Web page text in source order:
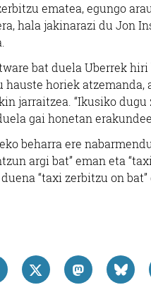
ematea, egungo
hala jakinarazi du Jon
bat duela Uberrek
hauste horiek
jarraitzea. “Ikusiko
gai honetan
beharra ere
argi bat” eman eta
“taxi zerbitzu on bat”